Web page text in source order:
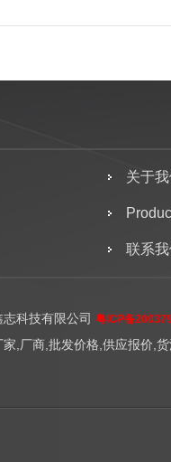
关于
联系
志科技有限公司粤ICP备
家,厂商,批发价格,供应报价,